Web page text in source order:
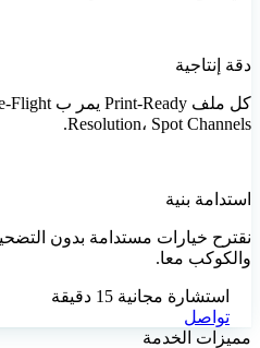
دقة إنتاجية
Resolution، Spot Channels.
استدامة بنية
نقترح خيارات مستدامة بدون
والكوكب معا.
استشارة مجانية 15 دقيقة
تواصل
مميزات الخدمة